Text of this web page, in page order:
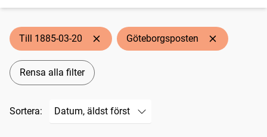
Till 1885-03-20 Göteborgsposten
Rensa alla filter
Sortera: